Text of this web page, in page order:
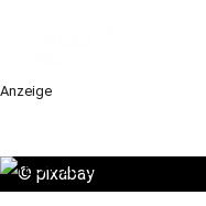
Anzeige
© pixabay